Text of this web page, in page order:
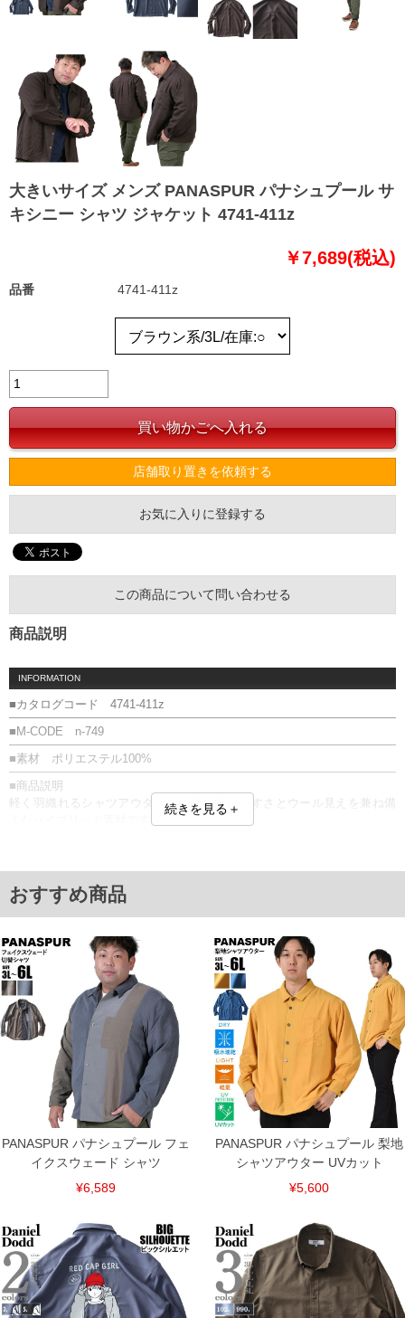
大きいサイズ メンズ PANASPUR パナシュプール サ
キシニー シャツ ジャケット 4741-411z
￥7,689(税込)
品番 4741-411z
店舗取り置きを依頼する
お気に入りに登録する
この商品について問い合わせる
商品説明
INFORMATION
■カタログコード 4741-411z
■M-CODE n-749
■素材 ポリエステル100%
■商品説明
軽く羽織れるシャツアウター。合繊の扱いやすさとウール見えを兼ね備
えたハイブリッド素材です。
4L/58/61/134/78
5L/60/62/138/80
単位はcm
※【返品交換について】
返品交換希望の方は、商品到着後1週間以内にご連絡ください。
下着(肌着)やワイシャツは商品の性質上、返品交換不可とさせて頂いております。予め
ご了承くださいませ。
※【ボトムの裾上げをご希望の場合】
裾上げ料金は500円+税となります。
備考欄に股下●cmとご記入下さい。（裾上げ無料対象商品は1本につき税込6,000円以
上の品が対象。1本5,999円以下の商品は有料（500円+税）となります。）
出荷まで約1週間～20日間程お時間を頂く場合がございます。
尚、裾上げした商品は返品・交換不可となりますので、予めご了承下さい。
一部、お直しに対応出来ない商品がございます。(例：裾にファスナーや調節ひもが付
いている、極端なデザインが施されている等)
※商品によって若干のサイズの誤差がございます。また、お客様がご使用の環境（コ
ンピュータ画面）によって、商品の色味が若干異なる場合がございます。予めご了承
舗からのお取り寄せ等により、お客様にご迷惑をお掛けしてしまう場合がございま
す。そのようなことがない様最大限に努めておりますが、もしあった場合速やかにご
連絡させて頂きますので予めご了承ください。
ITEM INTRODUCTION
続きを見る＋
おすすめ商品
PANASPUR パナシュプール フェ
イクスウェード シャツ
¥6,589
PANASPUR パナシュプール 梨地
シャツアウター UVカット
¥5,600